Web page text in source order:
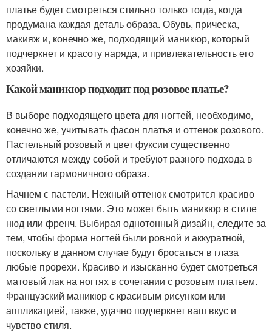
платье будет смотреться стильно только тогда, когда
продумана каждая деталь образа. Обувь, прическа,
макияж и, конечно же, подходящий маникюр, который
подчеркнет и красоту наряда, и привлекательность его
хозяйки.
Какой маникюр подходит под розовое платье?
В выборе подходящего цвета для ногтей, необходимо,
конечно же, учитывать фасон платья и оттенок розового.
Пастельный розовый и цвет фуксии существенно
отличаются между собой и требуют разного подхода в
создании гармоничного образа.
Начнем с пастели. Нежный оттенок смотрится красиво
со светлыми ногтями. Это может быть маникюр в стиле
нюд или френч. Выбирая однотонный дизайн, следите за
тем, чтобы форма ногтей были ровной и аккуратной,
поскольку в данном случае будут бросаться в глаза
любые прорехи. Красиво и изысканно будет смотреться
матовый лак на ногтях в сочетании с розовым платьем.
Французский маникюр с красивым рисунком или
аппликацией, также, удачно подчеркнет ваш вкус и
чувство стиля.